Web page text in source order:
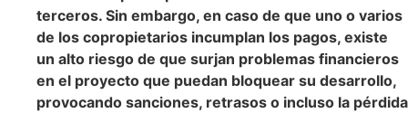
terceros. Sin embargo, en caso de que uno o varios
de los copropietarios incumplan los pagos, existe
un alto riesgo de que surjan problemas financieros
en el proyecto que puedan bloquear su desarrollo,
provocando sanciones, retrasos o incluso la pérdida